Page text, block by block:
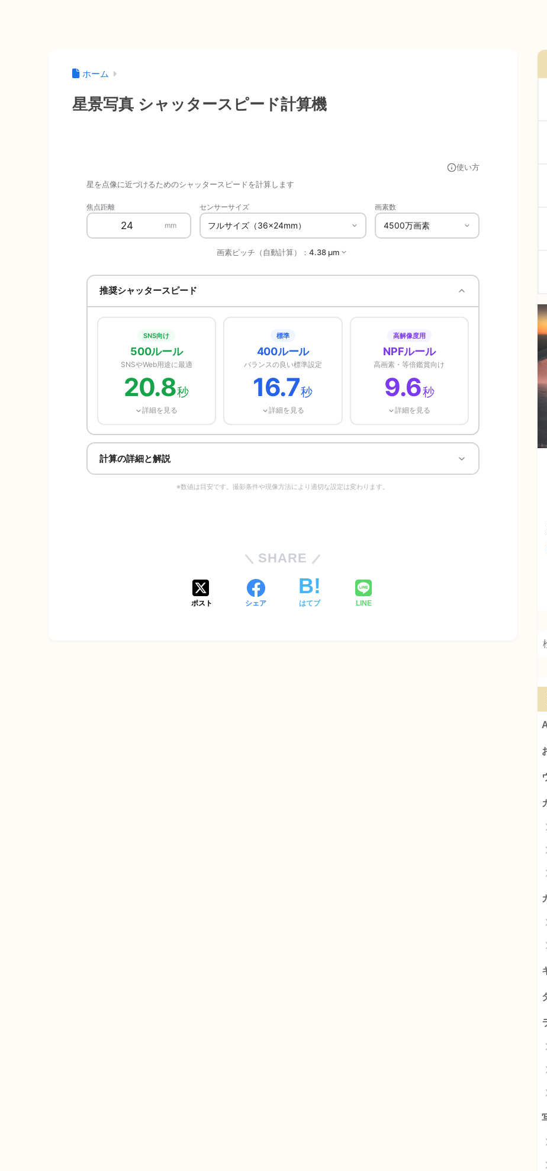
ホーム
星景写真 シャッタースピード計算機
使い方
星を点像に近づけるためのシャッタースピードを計算します
焦点距離
mm
センサーサイズ 画素数
画素ピッチ（自動計算）：4.38 μm
推奨シャッタースピード
SNS向け
500ルール
SNSやWeb用途に最適
20.8秒
詳細を見る
標準
400ルール
バランスの良い標準設定
16.7秒
詳細を見る
高解像度用
NPFルール
高画素・等倍鑑賞向け
9.6秒
詳細を見る
計算の詳細と解説
※数値は目安です。撮影条件や現像方法により適切な設定は変わります。
SHARE
ポスト シェア はてブ LINE